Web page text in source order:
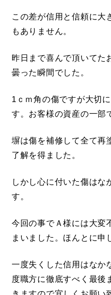
この差が信用と信頼に大
もありません。
昨日まで喜んで頂いてた
曇った瞬間でした。
1ｃｍ角の傷ですが大切
す。お客様の資産の一部
塀は傷を補修して全て再
了解を得ました。
しかし心に付いた傷はな
す。
今回の事でＡ様には大変
まいました。ほんとに申
一度失くした信用はなか
度職方に徹底すべく最後